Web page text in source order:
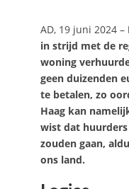
AD, 19 juni 2024 –
in strijd met de
woning
geen duizenden
te betalen, zo
Haag kan
wist dat
zouden gaan,
ons land.